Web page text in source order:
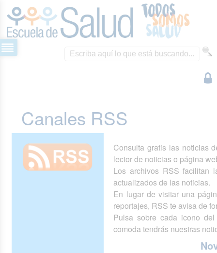
Canales RSS
Consulta gratis las noticias
lector de noticias o página
Los archivos RSS facilitan
actualizados de las noticias.
En lugar de visitar una
reportajes, RSS te avisa de
Pulsa sobre cada icono
comoda tendrás nuestras